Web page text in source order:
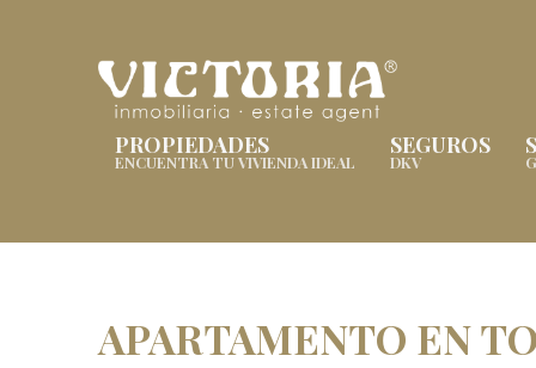
PROPIEDADES
ENCUENTRA TU VIVIENDA IDEAL
SEGUROS
DKV
APARTAMENTO EN